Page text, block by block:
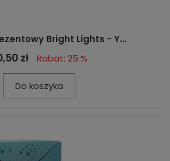
Bright Lights - Y...
zł Rabat: 25 %
Do koszyka